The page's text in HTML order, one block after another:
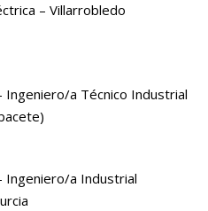
– Villarrobledo
a Técnico Industrial
a Industrial